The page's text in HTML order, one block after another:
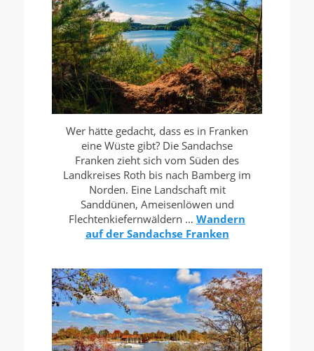
Wer hätte gedacht, dass es in Franken
eine Wüste gibt? Die Sandachse
Franken zieht sich vom Süden des
Landkreises Roth bis nach Bamberg im
Norden. Eine Landschaft mit
Sanddünen, Ameisenlöwen und
Flechtenkiefernwäldern … Wandern
auf der Sandachse Franken